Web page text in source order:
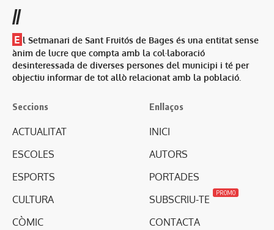
//
E l Setmanari de Sant Fruitós de Bages és una entitat sense
ànim de lucre que compta amb la col·laboració
desinteressada de diverses persones del municipi i té per
objectiu informar de tot allò relacionat amb la població.
Seccions
ACTUALITAT
ESCOLES
ESPORTS
CULTURA
CÒMIC
Enllaços
INICI
AUTORS
PORTADES
SUBSCRIU-TE
PROMO
CONTACTA